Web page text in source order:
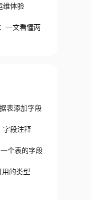
维体验
一文看懂两
表添加字段
字段注释
个表的字段
的类型